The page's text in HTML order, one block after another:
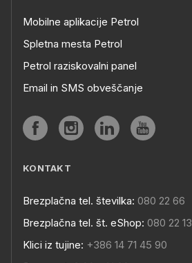
Mobilne aplikacije Petrol
Spletna mesta Petrol
Petrol raziskovalni panel
Email in SMS obveščanje
KONTAKT
Brezplačna tel. številka: 080 22 66
Brezplačna tel. št. eShop: 080 22 13
Klici iz tujine: +386 14 71 45 90